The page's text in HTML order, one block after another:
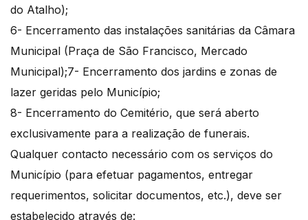
do Atalho);
6- Encerramento das instalações sanitárias da Câmara
Municipal (Praça de São Francisco, Mercado
Municipal);7- Encerramento dos jardins e zonas de
lazer geridas pelo Município;
8- Encerramento do Cemitério, que será aberto
exclusivamente para a realização de funerais.
Qualquer contacto necessário com os serviços do
Município (para efetuar pagamentos, entregar
requerimentos, solicitar documentos, etc.), deve ser
estabelecido através de: